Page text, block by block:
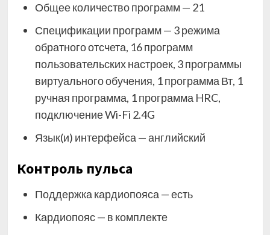
Общее количество программ — 21
Спецификации программ — 3 режима
обратного отсчета, 16 программ
пользовательских настроек, 3 программы
виртуального обучения, 1 программа Вт, 1
ручная программа, 1 программа HRC,
подключение Wi-Fi 2.4G
Язык(и) интерфейса — английский
Контроль пульса
Поддержка кардиопояса — есть
Кардиопояс — в комплекте